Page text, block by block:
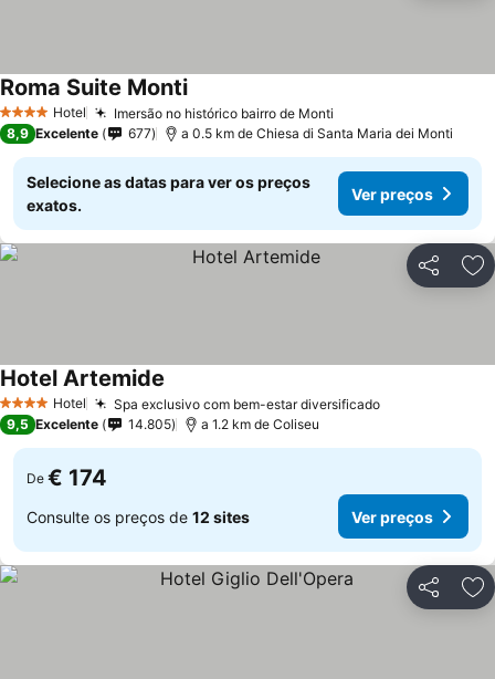
4 EstrelasHotel Imersão no histórico bairro de Monti
Roma Suite Monti
8,9 Excelente 677 a 0.5 km de Chiesa di Santa Maria dei Monti
Selecione as datas para ver os preços
exatos.
Ver preços
Partilhar
4 EstrelasHotel Spa exclusivo com bem-estar diversificado
Hotel Artemide
9,5 Excelente 14.805 a 1.2 km de Coliseu
De € 174
Consulte os preços de 12 sites Ver preços
Partilhar